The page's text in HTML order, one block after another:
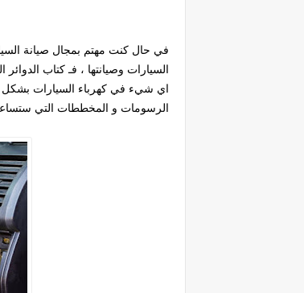
في حال كنت مهتم بمجال صيانة
السيارات وصيانتها ، فـ كتاب
اي شيء في كهرباء السيارات بشكل
الرسومات و المخططات التي